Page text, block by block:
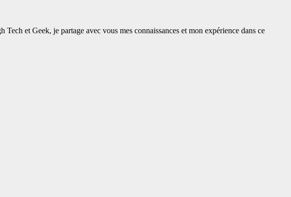
et Geek, je partage avec vous mes connaissances et mon expérience dans ce